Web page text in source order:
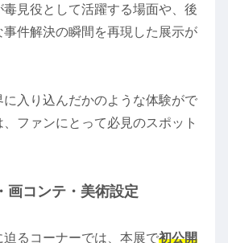
見役として活躍する場面や、後
件解決の瞬間を再現した展示が
に入り込んだかのような体験がで
ファンにとって必見のスポット
画コンテ・美術設定
るコーナーでは、本展で初公開